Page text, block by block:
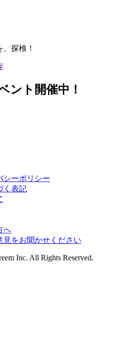
探検！
ント開催中！
シーポリシー
く表記
へ
見をお聞かせください
Inc. All Rights Reserved.